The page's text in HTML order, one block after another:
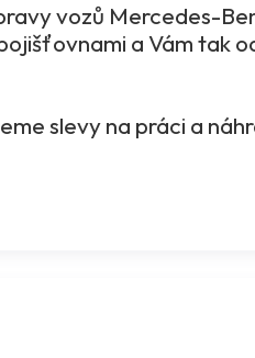
vozů Mercedes-
a Vám tak
slevy na práci a